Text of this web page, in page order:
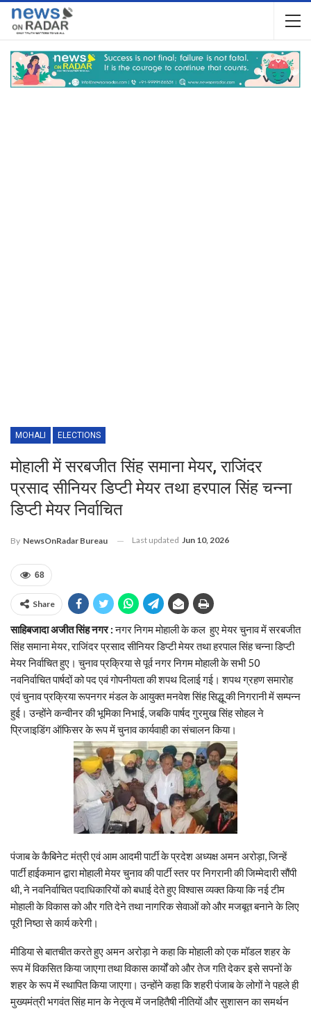
MOHALI ELECTIONS
मोहाली में सरबजीत सिंह समाना मेयर, राजिंदर
प्रसाद सीनियर डिप्टी मेयर तथा हरपाल सिंह चन्ना
डिप्टी मेयर निर्वाचित
By NewsOnRadar Bureau Last updated Jun 10, 2026
68
Share
साहिबजादा अजीत सिंह नगर :नगर निगम मोहाली के कल हुए मेयर चुनाव में सरबजीत
सिंह समाना मेयर, राजिंदर प्रसाद सीनियर डिप्टी मेयर तथा हरपाल सिंह चन्ना डिप्टी
मेयर निर्वाचित हुए। चुनाव प्रक्रिया से पूर्व नगर निगम मोहाली के सभी 50
नवनिर्वाचित पार्षदों को पद एवं गोपनीयता की शपथ दिलाई गई। शपथ ग्रहण समारोह
एवं चुनाव प्रक्रिया रूपनगर मंडल के आयुक्त मनवेश सिंह सिद्धू की निगरानी में सम्पन्न
हुई। उन्होंने कन्वीनर की भूमिका निभाई, जबकि पार्षद गुरमुख सिंह सोहल ने
प्रिजाइडिंग ऑफिसर के रूप में चुनाव कार्यवाही का संचालन किया।
पंजाब के कैबिनेट मंत्री एवं आम आदमी पार्टी के प्रदेश अध्यक्ष अमन अरोड़ा, जिन्हें
पार्टी हाईकमान द्वारा मोहाली मेयर चुनाव की पार्टी स्तर पर निगरानी की जिम्मेदारी सौंपी
थी, ने नवनिर्वाचित पदाधिकारियों को बधाई देते हुए विश्वास व्यक्त किया कि नई टीम
मोहाली के विकास को और गति देने तथा नागरिक सेवाओं को और मजबूत बनाने के लिए
पूरी निष्ठा से कार्य करेगी।
मीडिया से बातचीत करते हुए अमन अरोड़ा ने कहा कि मोहाली को एक मॉडल शहर के
रूप में विकसित किया जाएगा तथा विकास कार्यों को और तेज गति देकर इसे सपनों के
शहर के रूप में स्थापित किया जाएगा। उन्होंने कहा कि शहरी पंजाब के लोगों ने पहले ही
मुख्यमंत्री भगवंत सिंह मान के नेतृत्व में जनहितैषी नीतियों और सुशासन का समर्थन